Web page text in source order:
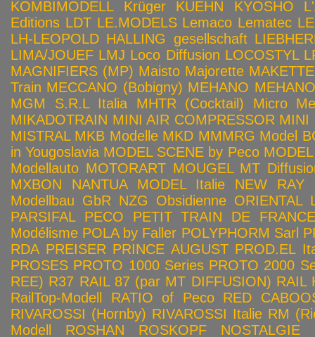
KOMBIMODELL
Krüger KUEHN KYOSHO
Editions LDT LE.MODELS Lemaco Lematec
LH-LEOPOLD HALLING gesellschaft
LIMA/JOUEF LMJ Loco Diffusion LOCOSTYL
MAGNIFIERS (MP) Maisto Majorette MAKETTE
Train MECCANO (Bobigny) MEHANO
MGM S.R.L Italia
MHTR (Cocktail)
Micro
MIKADOTRAIN MINI AIR COMPRESSOR MINI
MISTRAL MKB Modelle MKD MMMRG Model
in Yougoslavia MODEL SCENE by Peco
Modellauto MOTORART MOUGEL MT
MXBON
NANTUA MODEL Italie NEW RAY
Modellbau GbR NZG Obsidienne ORIENTAL
PARSIFAL
PECO
PETIT TRAIN DE FRANCE
Modélisme POLA by Faller POLYPHORM Sarl
RDA PREISER PRINCE AUGUST PROD.EL
PROSES PROTO 1000 Series PROTO 2000
REE) R37 RAIL 87 (par MT DIFFUSION) RAIL
RailTop-Modell
RATIO of Peco
RED
RIVAROSSI (Hornby) RIVAROSSI Italie RM
Modell
ROSHAN ROSKOPF NOSTALGIE